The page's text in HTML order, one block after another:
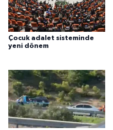
Çocuk adalet sisteminde
yeni dönem